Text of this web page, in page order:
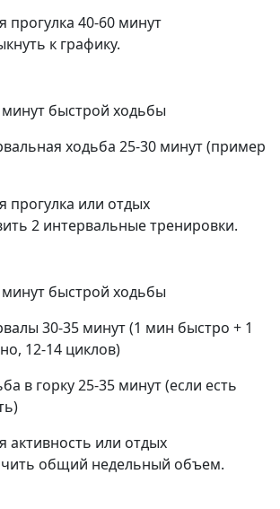
прогулка 40-60 минут
к графику.
минут быстрой ходьбы
ходьба 25-30 минут (пример
прогулка или отдых
2 интервальные тренировки.
минут быстрой ходьбы
30-35 минут (1 мин быстро + 1
12-14 циклов)
в горку 25-35 минут (если есть
активность или отдых
общий недельный объем.